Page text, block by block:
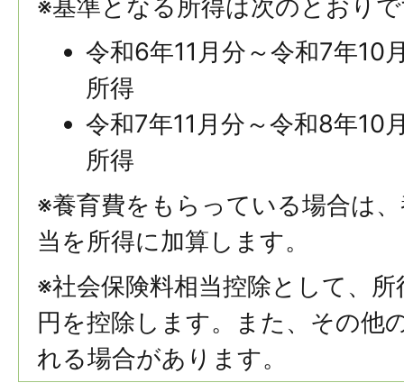
※基準となる所得は次のとおり
令和6年11月分～令和7年10
所得
令和7年11月分～令和8年10
所得
※養育費をもらっている場合は
当を所得に加算します。
※社会保険料相当控除として、
円を控除します。また、その他
れる場合があります。